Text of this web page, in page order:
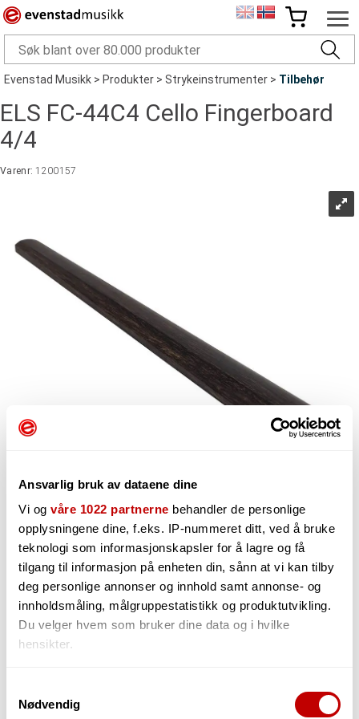
Ansvarlig bruk av dataene dine
Vi og våre 1022 partnerne behandler de personlige
opplysningene dine, f.eks. IP-nummeret ditt, ved å bruke
teknologi som informasjonskapsler for å lagre og få
tilgang til informasjon på enheten din, sånn at vi kan tilby
deg personlige annonser og innhold samt annonse- og
innholdsmåling, målgruppestatistikk og produktutvikling.
Du velger hvem som bruker dine data og i hvilke
hensikter.
Innhente informasjon om den geografiske
Nødvendig
Evenstad Musikk>Produkter>Strykeinstrumenter>Tilbehør
ELS FC-44C4 Cello Fingerboard
4/4
Varenr:1200157
2 139,-